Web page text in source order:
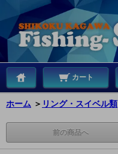
カート
ホーム ＞ リング・スイベル類
前の商品へ